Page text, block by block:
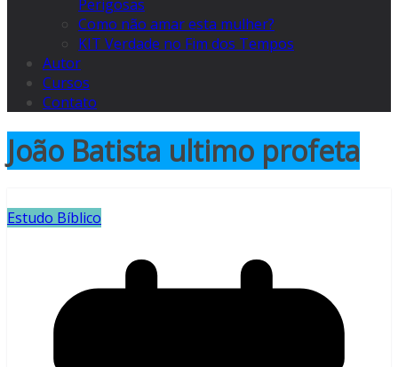
Perigosas
Como não amar esta mulher?
KIT Verdade no Fim dos Tempos
Autor
Cursos
Contato
João Batista ultimo profeta
Estudo Bíblico